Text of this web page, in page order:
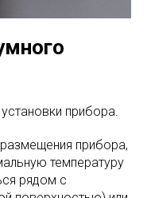
прибора.
прибора,
температуру
рядом с